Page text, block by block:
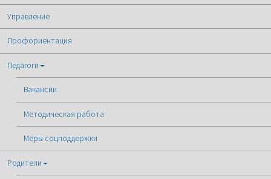
Управление
Профориентация
Педагоги
Вакансии
Методическая работа
Меры соцподдержки
Родители